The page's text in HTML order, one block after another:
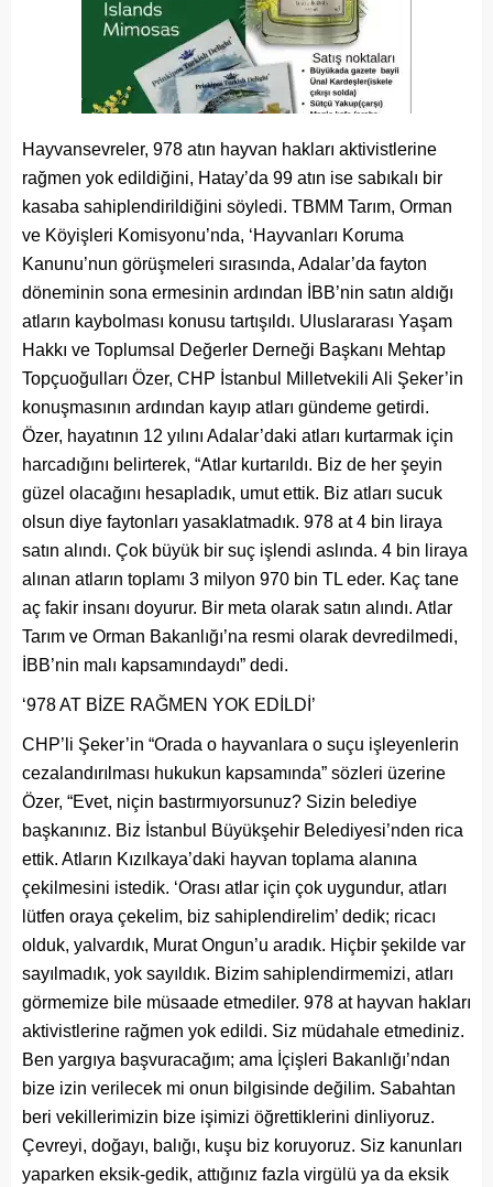
Hayvansevreler, 978 atın hayvan hakları aktivistlerine
rağmen yok edildiğini, Hatay’da 99 atın ise sabıkalı bir
kasaba sahiplendirildiğini söyledi. TBMM Tarım, Orman
ve Köyişleri Komisyonu’nda, ‘Hayvanları Koruma
Kanunu’nun görüşmeleri sırasında, Adalar’da fayton
döneminin sona ermesinin ardından İBB’nin satın aldığı
atların kaybolması konusu tartışıldı. Uluslararası Yaşam
Hakkı ve Toplumsal Değerler Derneği Başkanı Mehtap
Topçuoğulları Özer, CHP İstanbul Milletvekili Ali Şeker’in
konuşmasının ardından kayıp atları gündeme getirdi.
Özer, hayatının 12 yılını Adalar’daki atları kurtarmak için
harcadığını belirterek, “Atlar kurtarıldı. Biz de her şeyin
güzel olacağını hesapladık, umut ettik. Biz atları sucuk
olsun diye faytonları yasaklatmadık. 978 at 4 bin liraya
satın alındı. Çok büyük bir suç işlendi aslında. 4 bin liraya
alınan atların toplamı 3 milyon 970 bin TL eder. Kaç tane
aç fakir insanı doyurur. Bir meta olarak satın alındı. Atlar
Tarım ve Orman Bakanlığı’na resmi olarak devredilmedi,
İBB’nin malı kapsamındaydı” dedi.
‘978 AT BİZE RAĞMEN YOK EDİLDİ’
CHP’li Şeker’in “Orada o hayvanlara o suçu işleyenlerin
cezalandırılması hukukun kapsamında” sözleri üzerine
Özer, “Evet, niçin bastırmıyorsunuz? Sizin belediye
başkanınız. Biz İstanbul Büyükşehir Belediyesi’nden rica
ettik. Atların Kızılkaya’daki hayvan toplama alanına
çekilmesini istedik. ‘Orası atlar için çok uygundur, atları
lütfen oraya çekelim, biz sahiplendirelim’ dedik; ricacı
olduk, yalvardık, Murat Ongun’u aradık. Hiçbir şekilde var
sayılmadık, yok sayıldık. Bizim sahiplendirmemizi, atları
görmemize bile müsaade etmediler. 978 at hayvan hakları
aktivistlerine rağmen yok edildi. Siz müdahale etmediniz.
Ben yargıya başvuracağım; ama İçişleri Bakanlığı’ndan
bize izin verilecek mi onun bilgisinde değilim. Sabahtan
beri vekillerimizin bize işimizi öğrettiklerini dinliyoruz.
Çevreyi, doğayı, balığı, kuşu biz koruyoruz. Siz kanunları
yaparken eksik-gedik, attığınız fazla virgülü ya da eksik